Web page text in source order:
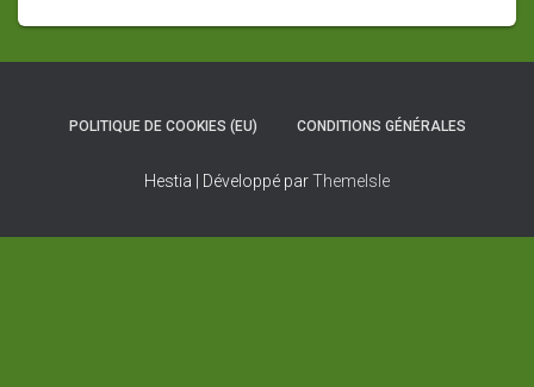
POLITIQUE DE COOKIES (EU) CONDITIONS GÉNÉRALES
Hestia | Développé parThemeIsle